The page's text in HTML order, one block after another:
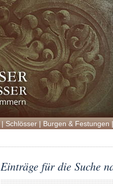
| Schlösser | Burgen & Festungen
Einträge für die Suche